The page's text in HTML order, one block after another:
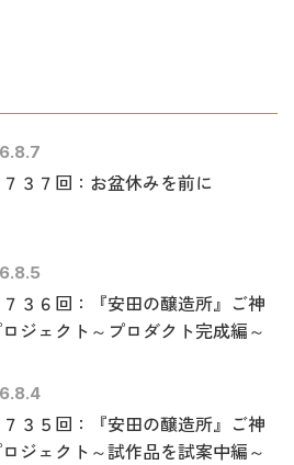
３７回：お盆休みを前に
３６回：『安田の醸造所』ご神
ジェクト～プロダクト完成編～
３５回：『安田の醸造所』ご神
ジェクト～試作品を試案中編～